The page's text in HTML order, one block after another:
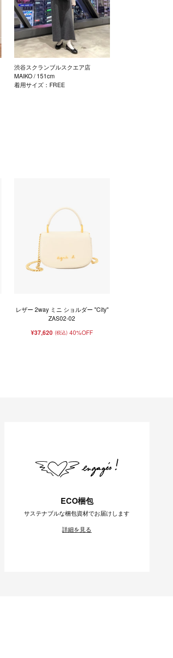
渋谷スクランブルスクエア店
MAIKO/ 151cm
着用サイズ：FREE
レザー 2way ミニ ショルダー "City"
ZAS02-02
¥37,620 (税込) 40%OFF
ECO梱包
サステナブルな梱包資材でお届けします
詳細を見る